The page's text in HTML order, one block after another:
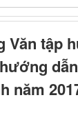
Văn tập
năm